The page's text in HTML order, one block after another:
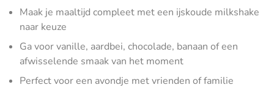
Maak je maaltijd compleet met een ijskoude milkshake
naar keuze
Ga voor vanille, aardbei, chocolade, banaan of een
afwisselende smaak van het moment
Perfect voor een avondje met vrienden of familie